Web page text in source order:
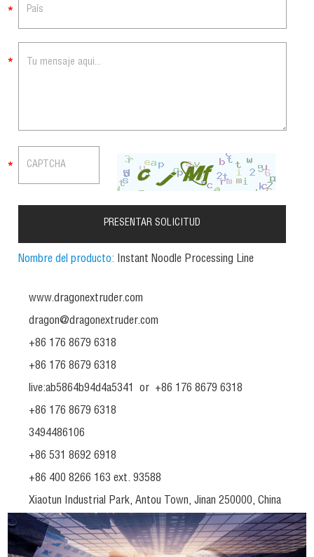
Nombre del producto: Instant Noodle Processing Line
www.dragonextruder.com
dragon@dragonextruder.com
+86 176 8679 6318
+86 176 8679 6318
live:ab5864b94d4a5341
or +86 176 8679 6318
+86 176 8679 6318
3494486106
+86 531 8692 6918
+86 400 8266 163 ext. 93588
Xiaotun Industrial Park, Antou Town, Jinan 250000, China